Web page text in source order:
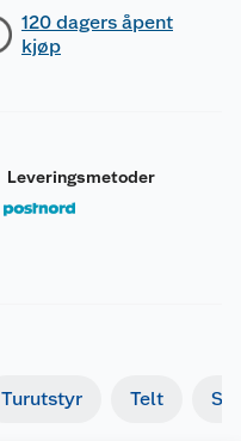
120 dagers åpent
kjøp
Leveringsmetoder
Turutstyr Telt